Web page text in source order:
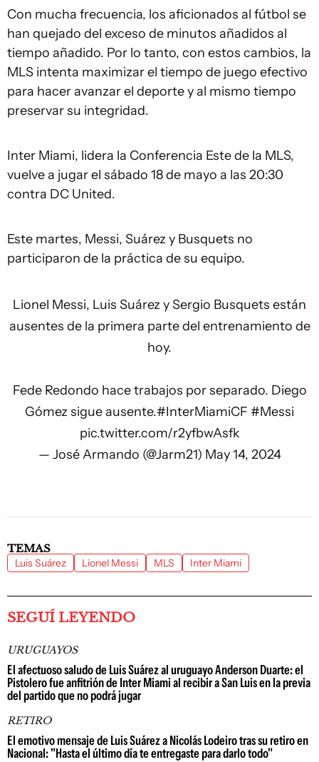
Con mucha frecuencia, los aficionados al fútbol se
han quejado del exceso de minutos añadidos al
tiempo añadido. Por lo tanto, con estos cambios, la
MLS intenta maximizar el tiempo de juego efectivo
para hacer avanzar el deporte y al mismo tiempo
preservar su integridad.
Inter Miami, lidera la Conferencia Este de la MLS,
vuelve a jugar el sábado 18 de mayo a las 20:30
contra DC United.
Este martes, Messi, Suárez y Busquets no
participaron de la práctica de su equipo.
Lionel Messi, Luis Suárez y Sergio Busquets están
ausentes de la primera parte del entrenamiento de
hoy.
Fede Redondo hace trabajos por separado. Diego
Gómez sigue ausente.#InterMiamiCF #Messi
pic.twitter.com/r2yfbwAsfk
— José Armando (@Jarm21) May 14, 2024
TEMAS
Luis Suárez Lionel Messi MLS Inter Miami
SEGUÍ LEYENDO
URUGUAYOS
El afectuoso saludo de Luis Suárez al uruguayo Anderson Duarte: el
Pistolero fue anfitrión de Inter Miami al recibir a San Luis en la previa
del partido que no podrá jugar
RETIRO
El emotivo mensaje de Luis Suárez a Nicolás Lodeiro tras su retiro en
Nacional: "Hasta el último día te entregaste para darlo todo"